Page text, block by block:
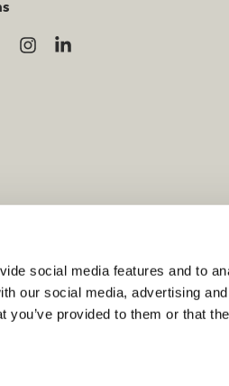
social media features and to
our social media, advertising
provided to them or that